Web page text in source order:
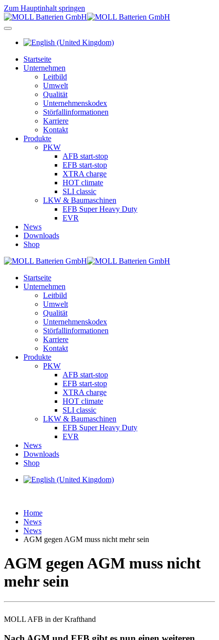
Zum Hauptinhalt springen
Startseite
Unternehmen
Leitbild
Umwelt
Qualität
Unternehmenskodex
Störfallinformationen
Karriere
Kontakt
Produkte
PKW
AFB start-stop
EFB start-stop
XTRA charge
HOT climate
SLI classic
LKW & Baumaschinen
EFB Super Heavy Duty
EVR
News
Downloads
Shop
Startseite
Unternehmen
Leitbild
Umwelt
Qualität
Unternehmenskodex
Störfallinformationen
Karriere
Kontakt
Produkte
PKW
AFB start-stop
EFB start-stop
XTRA charge
HOT climate
SLI classic
LKW & Baumaschinen
EFB Super Heavy Duty
EVR
News
Downloads
Shop
Home
News
News
AGM gegen AGM muss nicht mehr sein
AGM gegen AGM muss nicht
mehr sein
MOLL AFB in der Krafthand